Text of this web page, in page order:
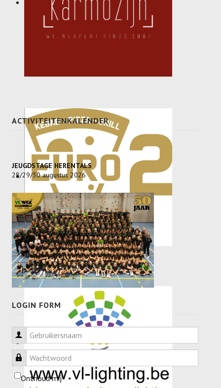
ACTIVITEITENKALENDER
JEUGDSTAGE HERENTALS
28/29/30 augustus 2026
LOGIN FORM
Gebruikersnaam
Wachtwoord
Onthoud mij